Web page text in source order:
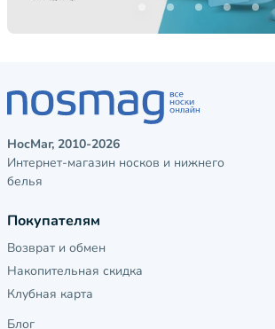
НосМаг, 2010-2026
Интернет-магазин носков и нижнего
белья
Покупателям
Возврат и обмен
Накопительная скидка
Клубная карта
Блог